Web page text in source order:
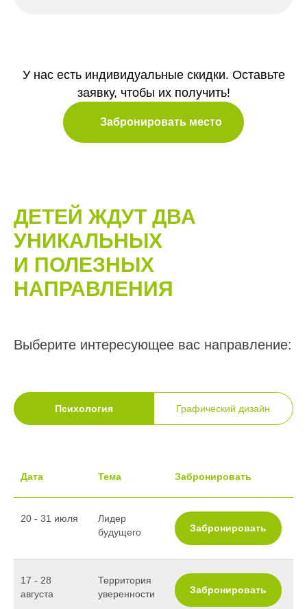
У нас есть индивидуальные скидки. Оставьте
заявку, чтобы их получить!
Забронировать место
ДЕТЕЙ ЖДУТ ДВА
УНИКАЛЬНЫХ
И ПОЛЕЗНЫХ
НАПРАВЛЕНИЯ
Выберите интересующее вас направление:
Психология Графический дизайн
Дата Тема Забронировать
20 - 31 июля
Лидер
будущего
Забронировать
17 - 28
августа
Территория
уверенности
Забронировать